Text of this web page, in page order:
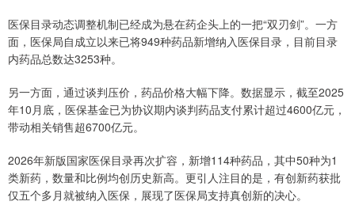
医保目录动态调整机制已经成为悬在药企头上的一把“双刃剑”。一方
面，医保局自成立以来已将949种药品新增纳入医保目录，目前目录
内药品总数达3253种。
另一方面，通过谈判压价，药品价格大幅下降。数据显示，截至2025
年10月底，医保基金已为协议期内谈判药品支付累计超过4600亿元，
带动相关销售超6700亿元。
2026年新版国家医保目录再次扩容，新增114种药品，其中50种为1
类新药，数量和比例均创历史新高。更引人注目的是，有创新药获批
仅五个多月就被纳入医保，展现了医保局支持真创新的决心。